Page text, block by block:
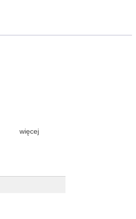
więcej